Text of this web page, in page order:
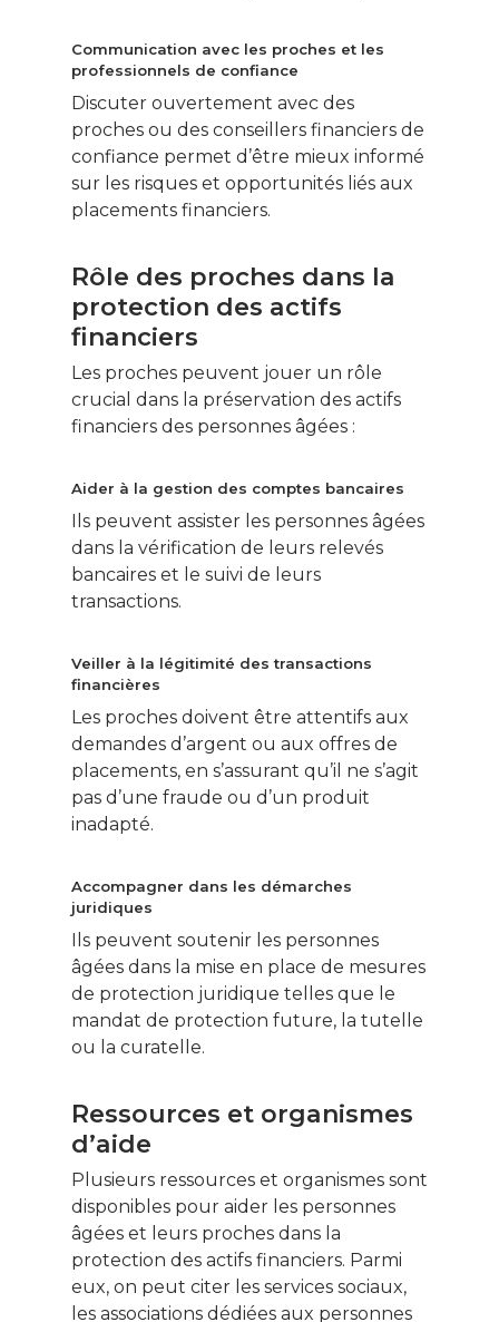
Communication avec les proches et les
professionnels de confiance
Discuter ouvertement avec des
proches ou des conseillers financiers de
confiance permet d’être mieux informé
sur les risques et opportunités liés aux
placements financiers.
Rôle des proches dans la
protection des actifs
financiers
Les proches peuvent jouer un rôle
crucial dans la préservation des actifs
financiers des personnes âgées :
Aider à la gestion des comptes bancaires
Ils peuvent assister les personnes âgées
dans la vérification de leurs relevés
bancaires et le suivi de leurs
transactions.
Veiller à la légitimité des transactions
financières
Les proches doivent être attentifs aux
demandes d’argent ou aux offres de
placements, en s’assurant qu’il ne s’agit
pas d’une fraude ou d’un produit
inadapté.
Accompagner dans les démarches
juridiques
Ils peuvent soutenir les personnes
âgées dans la mise en place de mesures
de protection juridique telles que le
mandat de protection future, la tutelle
ou la curatelle.
Ressources et organismes
d’aide
Plusieurs ressources et organismes sont
disponibles pour aider les personnes
âgées et leurs proches dans la
protection des actifs financiers. Parmi
eux, on peut citer les services sociaux,
les associations dédiées aux personnes
pour vous inscrire à
Énergie
Gérer son
Fiches pratiques
Le Monde